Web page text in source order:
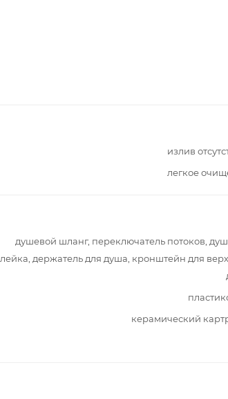
излив
легкое
душевой шланг, переключатель потоков,
лейка, держатель для душа, кронштейн для
керамический